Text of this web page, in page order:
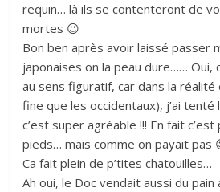
requin… là ils se contenteront de
mortes 😉
Bon ben après avoir laissé passer
japonaises on la peau dure…… Oui,
au sens figuratif, car dans la réalité
fine que les occidentaux), j’ai tenté
c’est super agréable !!! En fait
pieds… mais comme on payait pas
Ca fait plein de p’tites chatouilles…
Ah oui, le Doc vendait aussi du